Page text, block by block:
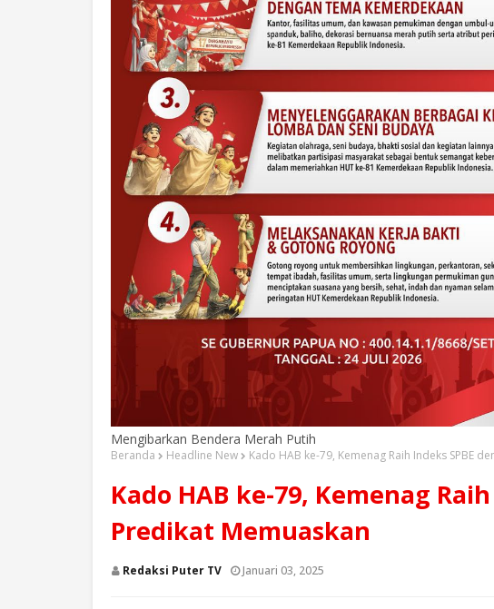
Mengibarkan Bendera Merah Putih
Beranda Headline New Kado HAB ke-79, Kemenag Raih Indeks SPBE
Kado HAB ke-79, Kemenag
Predikat Memuaskan
Redaksi Puter TV Januari 03, 2025